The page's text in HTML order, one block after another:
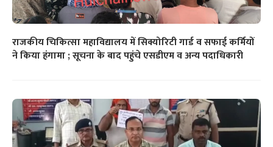
राजकीय चिकित्सा महाविद्यालय में सिक्योरिटी गार्ड व सफाई कर्मियों
ने किया हंगामा ; सूचना के बाद पहुंचे एसडीएम व अन्य पदाधिकारी